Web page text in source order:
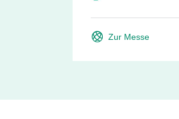
Zur Messe